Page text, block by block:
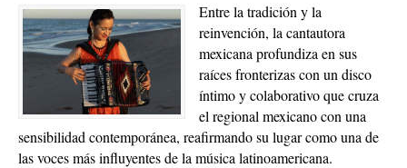
Entre la tradición y la
reinvención, la cantautora
mexicana profundiza en sus
raíces fronterizas con un disco
íntimo y colaborativo que cruza
el regional mexicano con una
sensibilidad contemporánea, reafirmando su lugar como una de
las voces más influyentes de la música latinoamericana.